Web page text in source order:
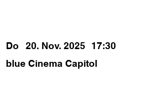
20. Nov. 2025
17:30
blue Cinema Capitol
Do